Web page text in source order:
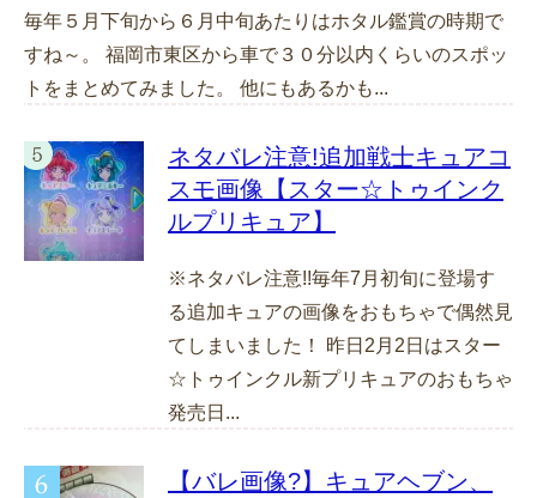
毎年５月下旬から６月中旬あたりはホタル鑑賞の時期で
すね～。 福岡市東区から車で３０分以内くらいのスポッ
トをまとめてみました。 他にもあるかも...
ネタバレ注意!追加戦士キュアコ
スモ画像【スター☆トゥインク
ルプリキュア】
※ネタバレ注意!!毎年7月初旬に登場す
る追加キュアの画像をおもちゃで偶然見
てしまいました！ 昨日2月2日はスター
☆トゥインクル新プリキュアのおもちゃ
発売日...
【バレ画像?】キュアヘブン、